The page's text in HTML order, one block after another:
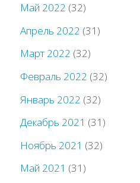
Май 2022 (32)
Апрель 2022 (31)
Март 2022 (32)
Февраль 2022 (32)
Январь 2022 (32)
Декабрь 2021 (31)
Ноябрь 2021 (32)
Май 2021 (31)